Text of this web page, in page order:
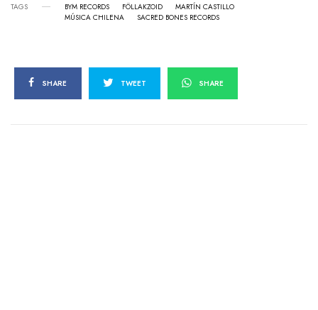
TAGS BYM RECORDS FÖLLAKZOID
MARTÍN CASTILLO
MÚSICA CHILENA
SACRED BONES RECORDS
SHARE TWEET SHARE